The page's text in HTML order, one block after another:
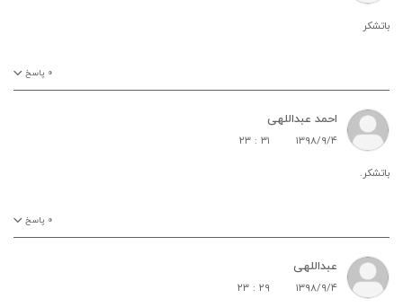
باتشکر
۰ پاسخ
احمد عبداللهی
۱۳۹۸/۹/۴ ۲۳ : ۳۱
باتشکر.
۰ پاسخ
عبداللهی
۱۳۹۸/۹/۴ ۲۳ : ۲۹